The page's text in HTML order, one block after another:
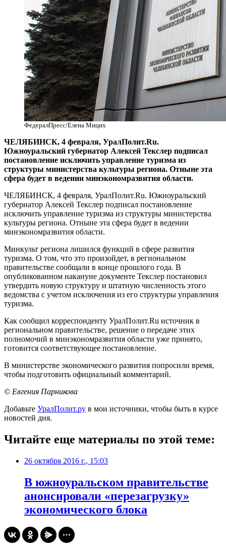
ФедералПресс/Елена Мицих
​ ЧЕЛЯБИНСК, 4 февраля, УралПолит.Ru.
Южноуральский губернатор Алексей Текслер подписал
постановление исключить управление туризма из
структуры министерства культуры региона. Отныне эта
сфера будет в ведении минэкономразвития области.
ЧЕЛЯБИНСК, 4 февраля, УралПолит.Ru. Южноуральский
губернатор Алексей Текслер подписал постановление
исключить управление туризма из структуры министерства
культуры региона. Отныне эта сфера будет в ведении
минэкономразвития области.
Минкульт региона лишился функций в сфере развития
туризма. О том, что это произойдет, в региональном
правительстве сообщали в конце прошлого года. В
опубликованном накануне документе Текслер постановил
утвердить новую структуру и штатную численность этого
ведомства с учетом исключения из его структуры управления
туризма.
Как сообщил корреспонденту УралПолит.Ru источник в
региональном правительстве, решение о передаче этих
полномочий в минэкономразвития области уже принято,
готовится соответствующее постановление.
В министерстве экономического развития попросили время,
чтобы подготовить официальный комментарий.
© Евгения Парникова
Добавьте УралПолит.ру в мои источники, чтобы быть в курсе
новостей дня.
Читайте еще материалы по этой теме:
26 октября 2016 г., 15:03
В южноуральском правительстве
анонсировали «перезагрузку»
экономического блока